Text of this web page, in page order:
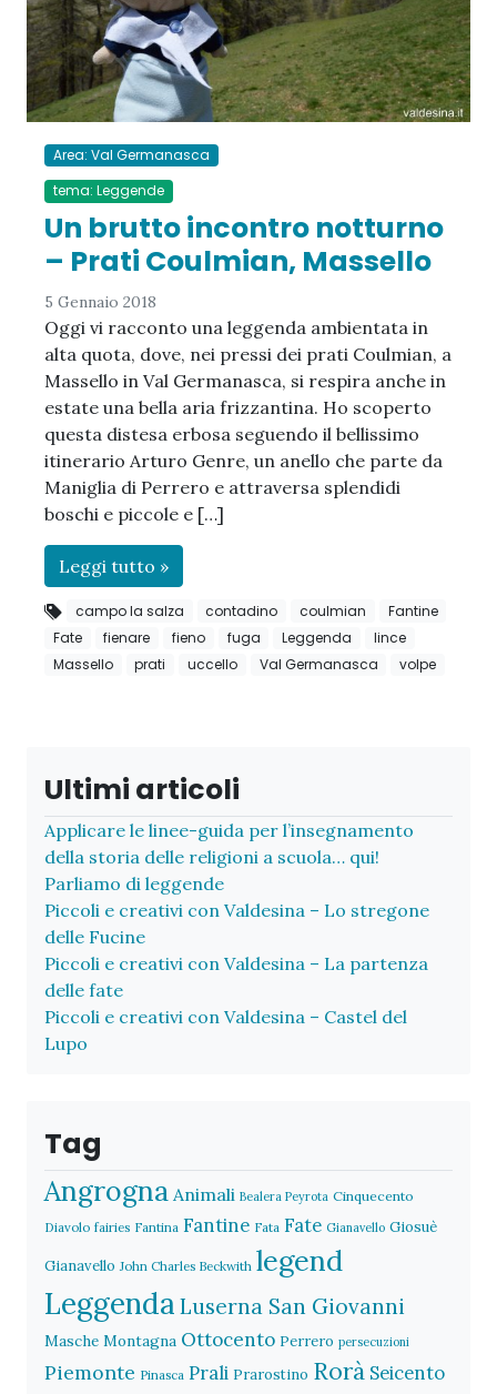
Area: Val Germanasca
tema: Leggende
Un brutto incontro notturno
– Prati Coulmian, Massello
5 Gennaio 2018
Oggi vi racconto una leggenda ambientata in
alta quota, dove, nei pressi dei prati Coulmian, a
Massello in Val Germanasca, si respira anche in
estate una bella aria frizzantina. Ho scoperto
questa distesa erbosa seguendo il bellissimo
itinerario Arturo Genre, un anello che parte da
Maniglia di Perrero e attraversa splendidi
boschi e piccole e […]
Leggi tutto »
campo la salza contadino coulmian
Fantine
Fate
fienare fieno fuga Leggenda
lince
Massello
prati uccello Val Germanasca volpe
Ultimi articoli
Applicare le linee-guida per l’insegnamento
della storia delle religioni a scuola… qui!
Parliamo di leggende
Piccoli e creativi con Valdesina – Lo stregone
delle Fucine
Piccoli e creativi con Valdesina – La partenza
delle fate
Piccoli e creativi con Valdesina – Castel del
Lupo
Tag
Angrogna Animali Bealera Peyrota Cinquecento
Diavolo fairies Fantina Fantine Fata Fate Gianavello Giosuè
Gianavello John Charles Beckwith legend
Leggenda Luserna San Giovanni
Masche Montagna Ottocento Perrero persecuzioni
Piemonte Pinasca Prali Prarostino Rorà Seicento